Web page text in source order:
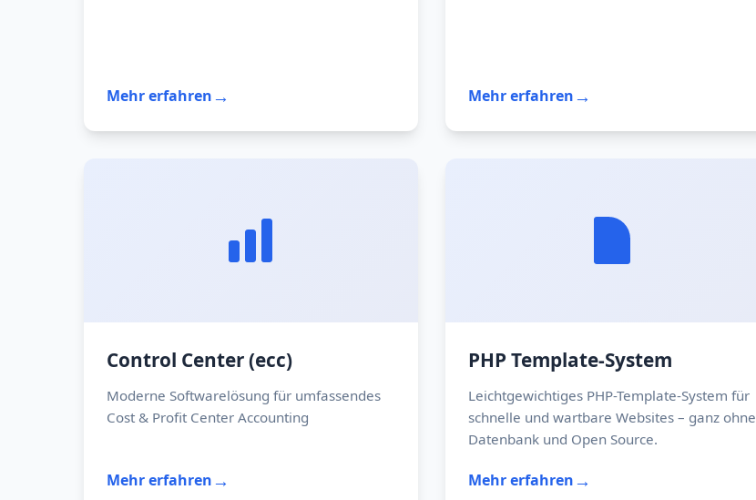
Mehr erfahren→ Mehr erfahren→
Flexibilität:
Control Center (ecc)
Moderne Softwarelösung für umfassendes
Cost & Profit Center Accounting
Mehr erfahren→
PHP Template-System
Leichtgewichtiges PHP-Template-System für
schnelle und wartbare Websites – ganz ohne
Datenbank und Open Source.
Mehr erfahren→